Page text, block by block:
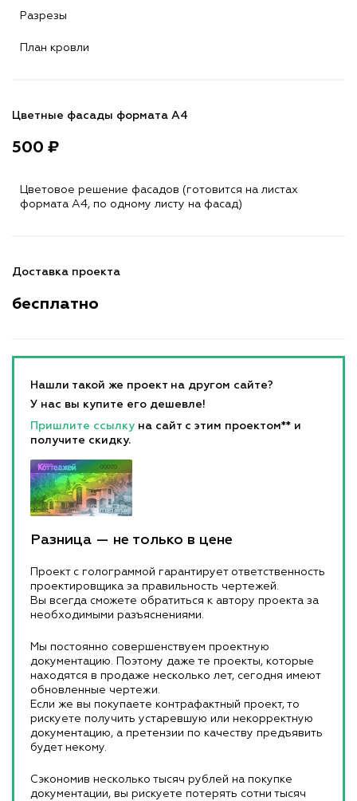
Разрезы
План кровли
Цветные фасады формата А4
500 ₽
Цветовое решение фасадов (готовится на листах
формата A4, по одному листу на фасад)
Доставка проекта
бесплатно
Нашли такой же проект на другом сайте?
У нас вы купите его дешевле!
Пришлите ссылку на сайт с этим проектом** и
получите скидку.
Разница — не только в цене
Проект с голограммой гарантирует ответственность
проектировщика за правильность чертежей.
Вы всегда сможете обратиться к автору проекта за
необходимыми разъяснениями.
Мы постоянно совершенствуем проектную
документацию. Поэтому даже те проекты, которые
находятся в продаже несколько лет, сегодня имеют
обновленные чертежи.
Если же вы покупаете контрафактный проект, то
рискуете получить устаревшую или некорректную
документацию, а претензии по качеству предъявить
будет некому.
Сэкономив несколько тысяч рублей на покупке
документации, вы рискуете потерять сотни тысяч